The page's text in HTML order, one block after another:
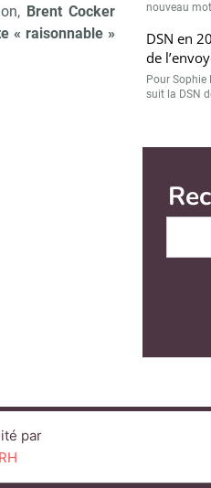
Brent Cocker
« raisonnable »
nouveau
DSN en
de
Pour Sophie
suit la DSN
par